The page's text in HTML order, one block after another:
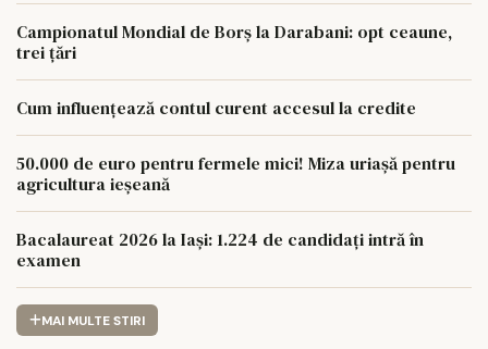
Campionatul Mondial de Borș la Darabani: opt ceaune,
trei țări
Cum influențează contul curent accesul la credite
50.000 de euro pentru fermele mici! Miza uriașă pentru
agricultura ieșeană
Bacalaureat 2026 la Iași: 1.224 de candidați intră în
examen
MAI MULTE STIRI